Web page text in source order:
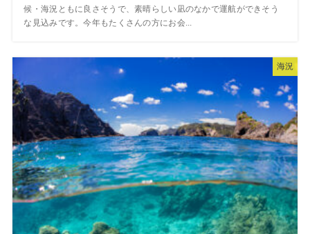
候・海況ともに良さそうで、素晴らしい凪のなかで運航ができそう
な見込みです。今年もたくさんの方にお会...
海況